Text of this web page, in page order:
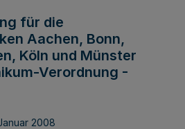
für die
Aachen, Bonn,
Köln und Münster
Verordnung -
2008